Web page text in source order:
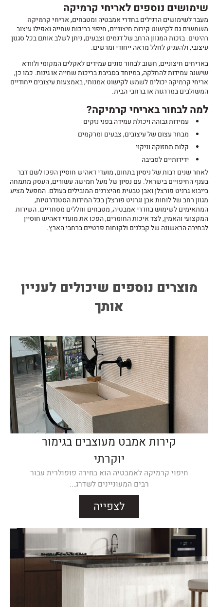
שימושים נוספים לאריחי קרמיקה
מעבר לשימושים הרגילים בחדרי אמבטיה ומטבחים,אריחי קרמיקה
משמשים גם לקישוט קירות חיצוניים, חיפוי בריכות שחייה ואפילו עיצוב
רהיטים. בזכות המגוון הרחב של דגמים וצבעים, ניתן לשלב אותם בכל סגנון
עיצובי, ולהעניק לחלל מראה ייחודי ומרשים.
באריחים חיצוניים, חשוב לבחור סוגים עמידים לאקלים המקומי ולוודא
שישנה עמידות להחלקה, במיוחד בסביבת בריכות שחייה או גינות. כמו כן,
אריחי קרמיקה יכולים לשמש לקישוט אמנותי, באמצעות עיצובים ייחודיים
המשולבים במדרגות או ברחבי הבית.
למה לבחור באריחי קרמיקה?
עמידות גבוהה ויכולת עמידה בפני נזקים
מבחר עצום של עיצובים, צבעים ומרקמים
קלות תחזוקה וניקוי
ידידותיים לסביבה
לאחר שנים רבות של ניסיון בתחום, מועדי דאהיש חוסיין הפכו לשם דבר
בענף החיפויים בישראל. עם נסיון של מעל חמישה עשורים, העסק מתמחה
בייבוא גרניט פורצלן ואבן טבעית מהיצרנים המובילים בעולם. המפעל מציע
מגוון רחב של לוחות אבן וגרניט פורצלן בכל המידות הסטנדרטיות,
המתאימים לשימוש בחדרי אמבטיה, מטבחים וחללים מסחריים. השירות
המקצועי והאמין, לצד איכות החומרים, הפכו את מועדי דאהיש חוסיין
לבחירה הראשונה של קבלנים ולקוחות פרטיים ברחבי הארץ.
מוצרים נוספים שיכולים לעניין
אותך
קירות אמבט מעוצבים בגימור
יוקרתי
חיפוי קרמיקה לאמבטיה הוא בחירה פופולרית עבור
רבים המעוניינים לשדרג...
לצפייה